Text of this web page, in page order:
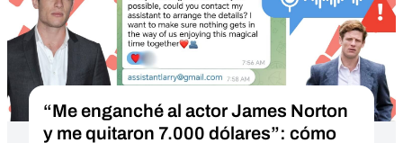
“Me enganché al actor James Norton
y me quitaron 7.000 dólares”: cómo